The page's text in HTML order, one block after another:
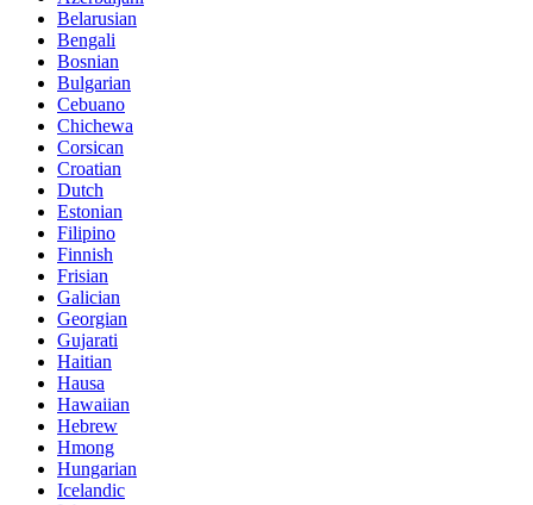
Belarusian
Bengali
Bosnian
Bulgarian
Cebuano
Chichewa
Corsican
Croatian
Dutch
Estonian
Filipino
Finnish
Frisian
Galician
Georgian
Gujarati
Haitian
Hausa
Hawaiian
Hebrew
Hmong
Hungarian
Icelandic